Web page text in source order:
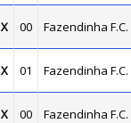
X 00 Fazendinha F.C.
X 01 Fazendinha F.C.
X 00 Fazendinha F.C.